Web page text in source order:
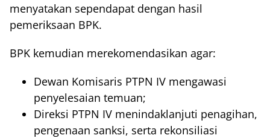
menyatakan sependapat dengan hasil
pemeriksaan BPK.
BPK kemudian merekomendasikan agar:
Dewan Komisaris PTPN IV mengawasi
penyelesaian temuan;
Direksi PTPN IV menindaklanjuti penagihan,
pengenaan sanksi, serta rekonsiliasi